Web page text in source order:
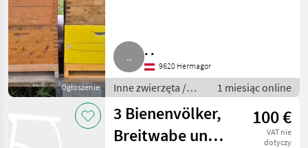
Ogłoszenie
. .
9620 Hermagor
Inne zwierzęta /
Pszczoły i
pszczelarstwo
1 miesiąc online
3 Bienenvölker,
Breitwabe und
100 €
VAT nie
dotyczy